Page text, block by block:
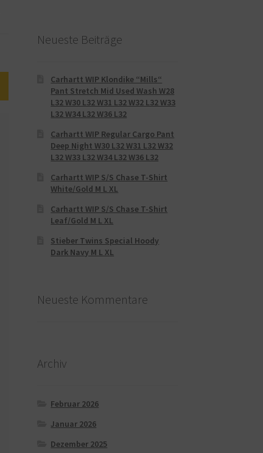
Neueste Beiträge
Carhartt WIP Klondike “Mills“
Pant Stretch Mid Used Wash W28
L32 W30 L32 W31 L32 W32 L32 W33
L32 W34 L32 W36 L32
Carhartt WIP Regular Cargo Pant
Deep Night W30 L32 W31 L32 W32
L32 W33 L32 W34 L32 W36 L32
Carhartt WIP S/S Chase T-Shirt
White/Gold M L XL
Carhartt WIP S/S Chase T-Shirt
Leaf/Gold M L XL
Stieber Twins Special Hoody
Dark Navy M L XL
Neueste Kommentare
Archiv
Februar 2026
Januar 2026
Dezember 2025